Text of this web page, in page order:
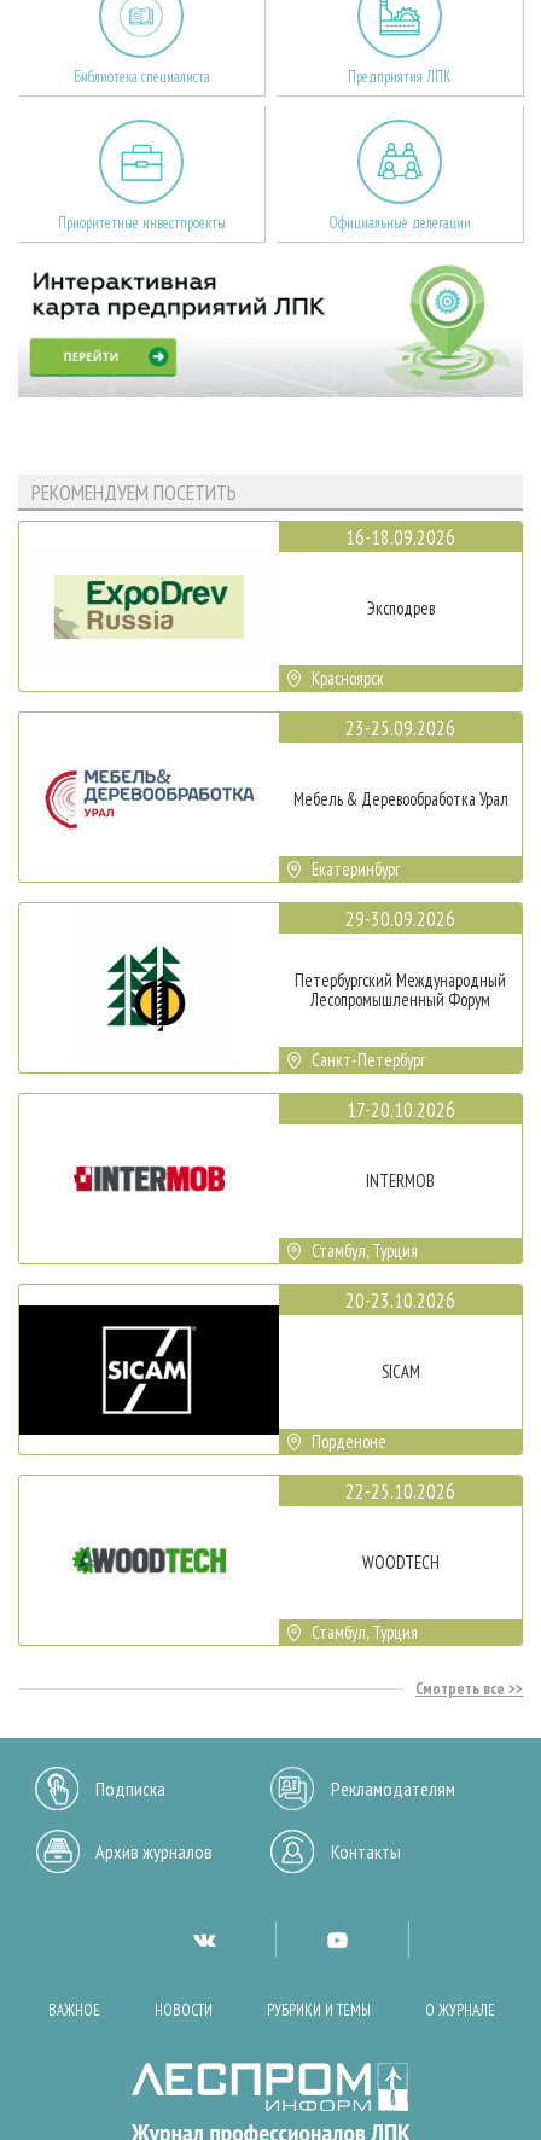
Библиотека специалиста Предприятия ЛПК
Приоритетные инвестпроекты Официальные делегации
РЕКОМЕНДУЕМ ПОСЕТИТЬ
16-18.09.2026
Эксподрев
Красноярск
23-25.09.2026
Мебель & Деревообработка Урал
Екатеринбург
29-30.09.2026
Петербургский Международный
Лесопромышленный Форум
Санкт-Петербург
17-20.10.2026
INTERMOB
Стамбул, Турция
20-23.10.2026
SICAM
Порденоне
22-25.10.2026
WOODTECH
Стамбул, Турция
Смотреть все
Подписка Рекламодателям
Архив журналов Контакты
ВАЖНОЕ НОВОСТИ РУБРИКИ И ТЕМЫ О ЖУРНАЛЕ